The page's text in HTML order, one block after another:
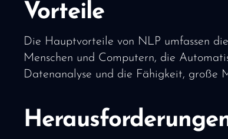
Vorteile
Die Hauptvorteile von NLP umfassen
Menschen und Computern, die
Datenanalyse und die Fähigkeit, große